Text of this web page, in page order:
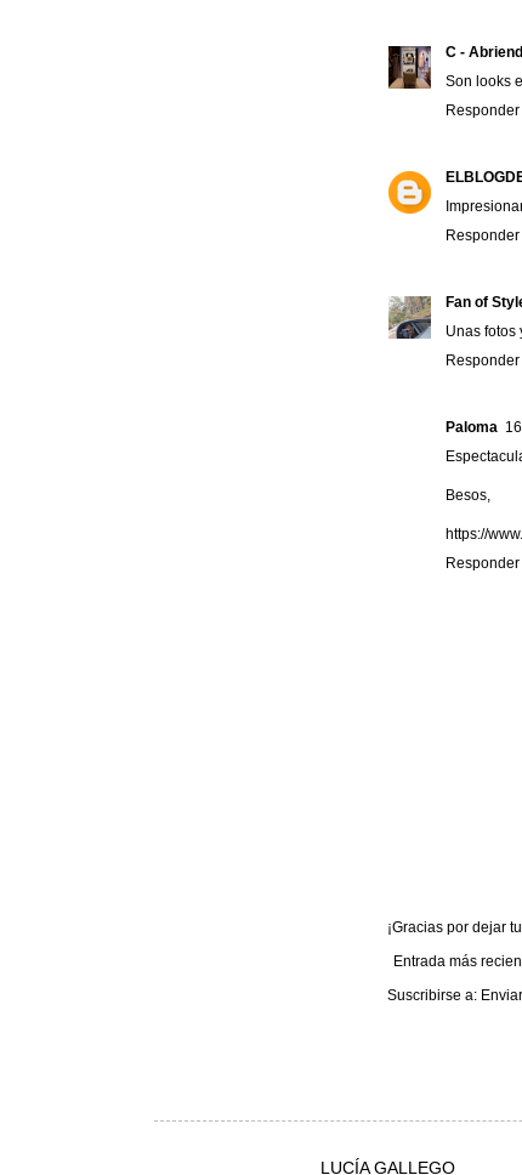
C -
Son looks
Responder
Responder
Fan of
Unas fotos
Responder
Paloma
Besos,
https://
Responder
¡Gracias por dejar
Entrada más
Suscribirse a:
LUCÍA GALLEGO